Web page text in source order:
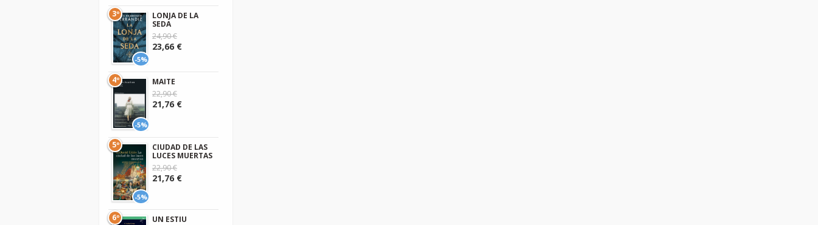
-5%
3º
LONJA DE LA
SEDA
24,90 €
23,66 €
-5%
4º
MAITE
22,90 €
21,76 €
-5%
5º
CIUDAD DE LAS
LUCES MUERTAS
22,90 €
21,76 €
6º
UN ESTIU